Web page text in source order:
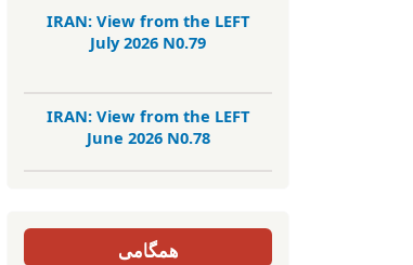
IRAN: View from the LEFT
July 2026 N0.79
IRAN: View from the LEFT
June 2026 N0.78
همگامی